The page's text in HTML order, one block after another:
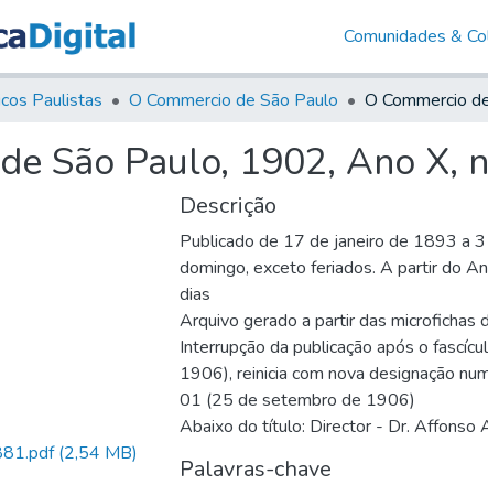
Comunidades &
Paulistas O Commercio de São Paulo
São Paulo, 1902, Ano X,
(2,54 MB)
Descrição
Publicado de 17 de janeiro de 1893 a
domingo, exceto feriados. A partir do
dias
Arquivo gerado a partir das microfichas
Interrupção da publicação após o
1906), reinicia com nova designação
01 (25 de setembro de 1906)
Abaixo do título: Director - Dr. Affonso
Palavras-chave